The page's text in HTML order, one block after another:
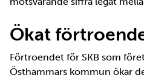
Ökat
Förtroendet för SKB som
Östhammars kommun ökar